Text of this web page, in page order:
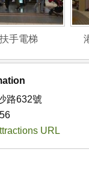
扶手電梯
路632號
URL